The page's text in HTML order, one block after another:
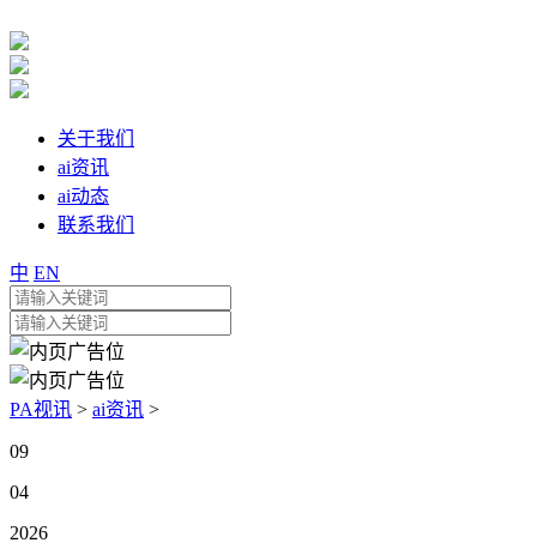
关于我们
ai资讯
ai动态
联系我们
中 EN
PA视讯 > ai资讯 >
09
04
2026